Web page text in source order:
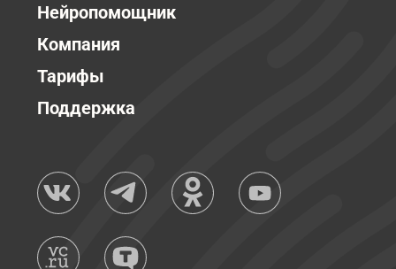
Нейропомощник
Компания
Тарифы
Поддержка